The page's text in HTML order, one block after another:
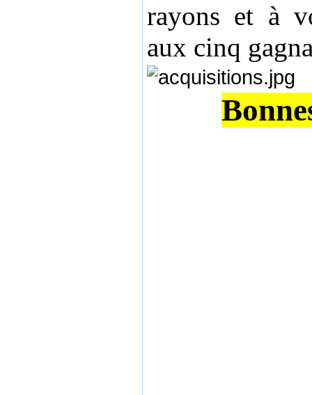
rayons et à
aux cinq